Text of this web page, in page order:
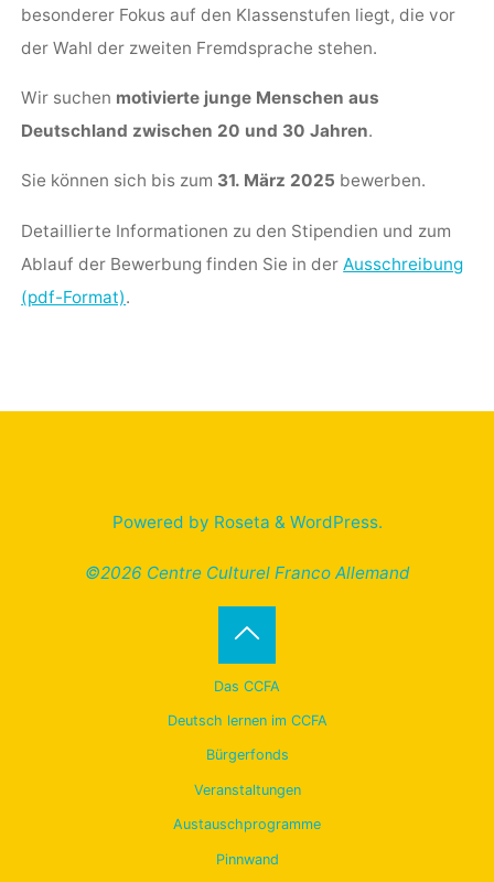
besonderer Fokus auf den Klassenstufen liegt, die vor
der Wahl der zweiten Fremdsprache stehen.
Wir suchen motivierte junge Menschen aus
Deutschland zwischen 20 und 30 Jahren.
Sie können sich bis zum 31. März 2025 bewerben.
Detaillierte Informationen zu den Stipendien und zum
Ablauf der Bewerbung finden Sie in der Ausschreibung
(pdf-Format).
Powered by Roseta & WordPress.
©2026 Centre Culturel Franco Allemand
Das CCFA
Deutsch lernen im CCFA
Bürgerfonds
Veranstaltungen
Austauschprogramme
Pinnwand
Back
to
Top